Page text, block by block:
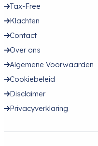
Tax-Free
Klachten
Contact
Over ons
Algemene Voorwaarden
Cookiebeleid
Disclaimer
Privacyverklaring